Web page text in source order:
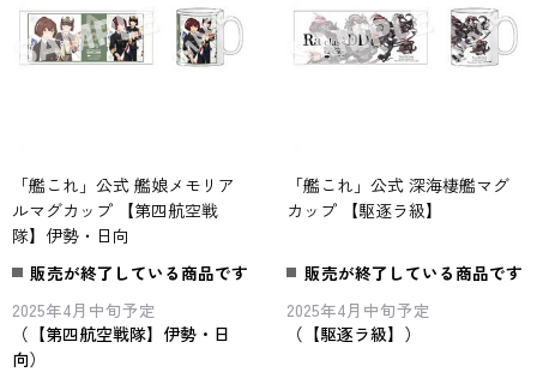
「艦これ」公式 艦娘メモリア
ルマグカップ 【第四航空戦
隊】伊勢・日向
販売が終了している商品です
2025年4月中旬予定
（【第四航空戦隊】伊勢・日
向）
「艦これ」公式 深海棲艦マグ
カップ 【駆逐ラ級】
販売が終了している商品です
2025年4月中旬予定
（【駆逐ラ級】）